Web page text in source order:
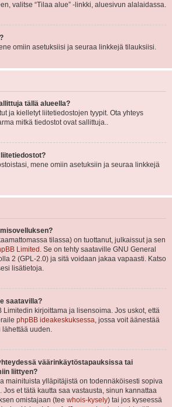
valitse “Tilaa alue” -linkki, aluesivun alalaidassa.
omiin asetuksiisi ja seuraa linkkejä tilauksiisi.
tällä alueella?
ja kielletyt liitetiedostojen tyypit. Ota yhteys
mitkä tiedostot ovat sallittuja..
mene omiin asetuksiin ja seuraa linkkejä
tilassa) on tuottanut, julkaissut ja sen
Limited . Se on tehty saataville GNU General
2 (GPL-2.0) ja sitä voidaan jakaa vapaasti. Katso
lisätietoja.
saatavilla?
Limitedin kirjoittama ja lisensoima. Jos uskot, että
phpBB ideakeskuksessa, jossa voit äänestää
lähettää uuden.
väärinkäytöstapauksissa tai
liittyen?
mainituista ylläpitäjistä on todennäköisesti sopiva
et tätä kautta saa vastausta, sinun kannattaa
omistajaan (tee whois-kysely) tai jos kyseessä